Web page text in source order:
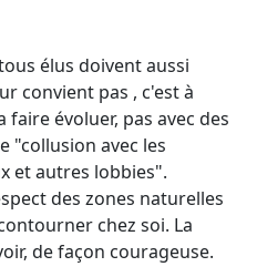
élus doivent aussi
convient pas , c'est à
évoluer, pas avec des
"collusion avec les
et autres lobbies".
des zones naturelles
chez soi. La
de façon courageuse.